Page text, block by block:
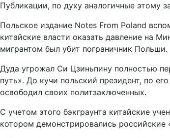
Публикации, по духу аналогичные этому
Польское издание Notes From Poland
китайские власти оказать давление на
мигрантом был убит пограничник Польши.
Дуда угрожал Си Цзиньпину полностью
путь». До кучи польский президент, по
освободил своих политзаключенных.
С учетом этого бэкграунта китайские
котором демонстрировались российские